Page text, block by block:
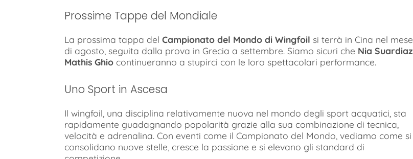
Prossime Tappe del Mondiale
La prossima tappa del Campionato del Mondo di Wingfoil si terrà in Cina nel mese
di agosto, seguita dalla prova in Grecia a settembre. Siamo sicuri che Nia Suardiaz
Mathis Ghio continueranno a stupirci con le loro spettacolari performance.
Uno Sport in Ascesa
Il wingfoil, una disciplina relativamente nuova nel mondo degli sport acquatici, sta
rapidamente guadagnando popolarità grazie alla sua combinazione di tecnica,
velocità e adrenalina. Con eventi come il Campionato del Mondo, vediamo come si
consolidano nuove stelle, cresce la passione e si elevano gli standard di